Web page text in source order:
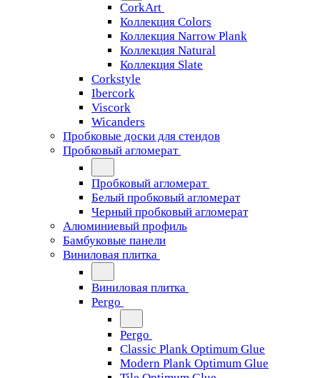
CorkArt
Коллекция Colors
Коллекция Narrow Plank
Коллекция Natural
Коллекция Slate
Corkstyle
Ibercork
Viscork
Wicanders
Пробковые доски для стендов
Пробковый агломерат
Пробковый агломерат
Белый пробковый агломерат
Черный пробковый агломерат
Алюминиевый профиль
Бамбуковые панели
Виниловая плитка
Виниловая плитка
Pergo
Pergo
Classic Plank Optimum Glue
Modern Plank Optimum Glue